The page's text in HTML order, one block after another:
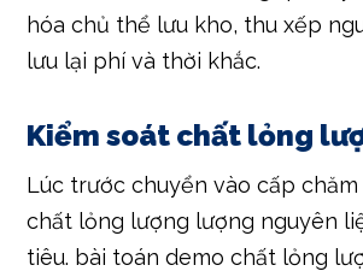
Kiểm soát chất lỏng
Lúc trước chuyển vào cấp
tiêu. bài toán demo chất lỏng
bắt buộc thực hành 1 phương
vẫn được thông số kỹ thuật
chiến chiến thắng tính toán